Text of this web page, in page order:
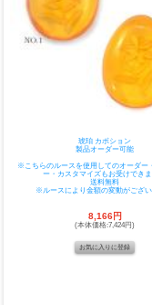
琥珀 カボション
製品オーダー可能
※こちらのルースを使用してのオーダー
ー・カスタマイズもお受けできま
送料無料
※ルースにより金額の変動がござい
8,166円
(本体価格:7,424円)